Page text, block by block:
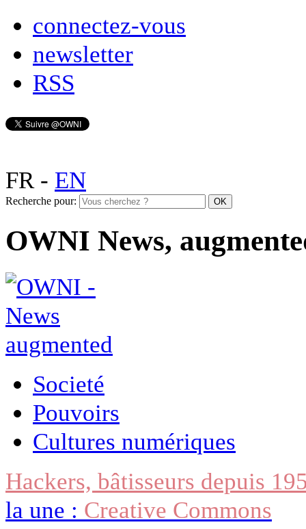
connectez-vous
newsletter
RSS
FR- EN
Recherche pour:
OWNI News,
Societé
Pouvoirs
Cultures numériques
Hackers, bâtisseurs depuis
la une : Creative Commons